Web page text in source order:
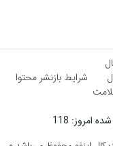
شرایط بازنشر محتوا
118